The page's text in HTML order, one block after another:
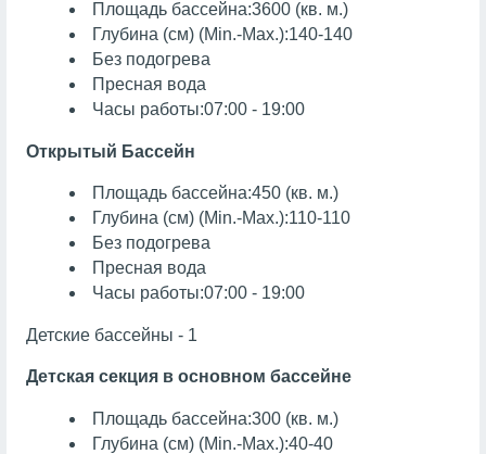
Площадь бассейна:3600 (кв. м.)
Глубина (см) (Min.-Max.):140-140
Без подогрева
Пресная вода
Часы работы:07:00 - 19:00
Открытый Бассейн
Площадь бассейна:450 (кв. м.)
Глубина (см) (Min.-Max.):110-110
Без подогрева
Пресная вода
Часы работы:07:00 - 19:00
Детские бассейны - 1
Детская секция в основном бассейне
Площадь бассейна:300 (кв. м.)
Глубина (см) (Min.-Max.):40-40